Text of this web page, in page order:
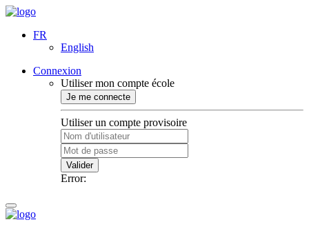
FR
English
Connexion
Utiliser mon compte école
Je me connecte
Utiliser un compte provisoire
Valider
Error: